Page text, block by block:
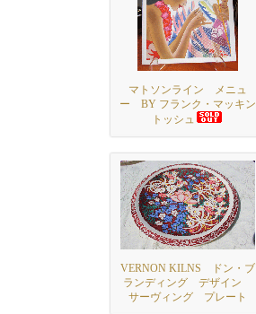
マトソンライン メニュ
ー BY フランク・マッキン
トッシュ
VERNON KILNS ドン・ブ
ランディング デザイン
サーヴィング プレート